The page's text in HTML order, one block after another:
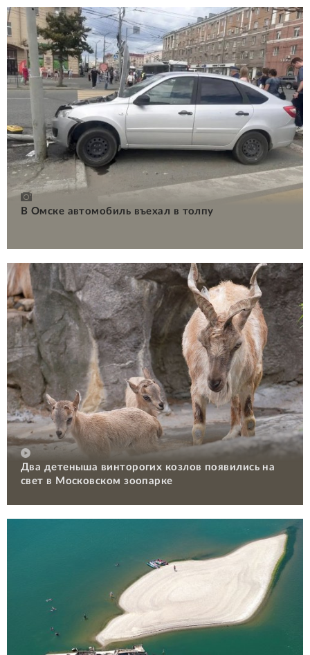
В Омске автомобиль въехал в толпу
Два детеныша винторогих козлов появились на
свет в Московском зоопарке